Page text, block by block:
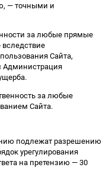
— точными и
за любые прямые
Сайта,
Администрация
за любые
Сайта.
подлежат разрешению
урегулирования
на претензию — 30